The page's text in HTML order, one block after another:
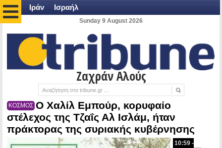
Ιράν Ισραήλ
Sunday 9 August 2026
Ζαχράν Αλούς
ΚΟΣΜΟΣ Ο Χαλίλ Εμπούρ, κορυφαίο
στέλεχος της Τζαΐς Αλ Ισλάμ, ήταν
πράκτορας της συριακής κυβέρνησης
10:59 -